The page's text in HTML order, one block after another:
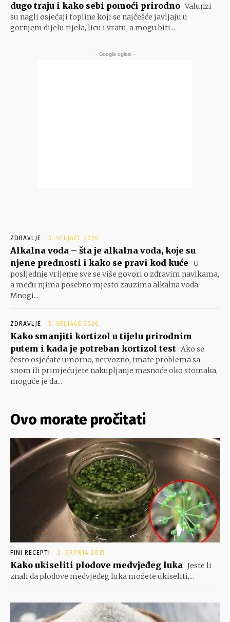
dugo traju i kako sebi pomoći prirodno Valunzi
su nagli osjećaji topline koji se najčešće javljaju u
gornjem dijelu tijela, licu i vratu, a mogu biti...
- Google oglasi -
ZDRAVLJE 3. VELJAČE 2026.
Alkalna voda – šta je alkalna voda, koje su
njene prednosti i kako se pravi kod kuće U
posljednje vrijeme sve se više govori o zdravim navikama,
a među njima posebno mjesto zauzima alkalna voda.
Mnogi...
ZDRAVLJE 3. VELJAČE 2026.
Kako smanjiti kortizol u tijelu prirodnim
putem i kada je potreban kortizol test Ako se
često osjećate umorno, nervozno, imate problema sa
snom ili primjećujete nakupljanje masnoće oko stomaka,
moguće je da...
Ovo morate pročitati
FINI RECEPTI 2. SRPNJA 2015.
Kako ukiseliti plodove medvjeđeg luka Jeste li
znali da plodove medvjeđeg luka možete ukiseliti,...